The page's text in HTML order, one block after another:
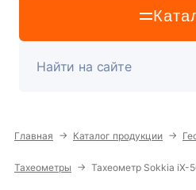
Главная → Каталог продукции →
Тахеометры → Тахеометр Sokkia iX-